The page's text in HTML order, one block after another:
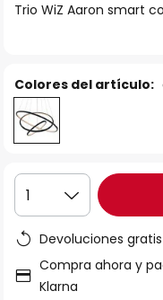
galería
Trio WiZ Aaron smart
Colores del artículo:
1
Devoluciones
Compra ahora y
Klarna